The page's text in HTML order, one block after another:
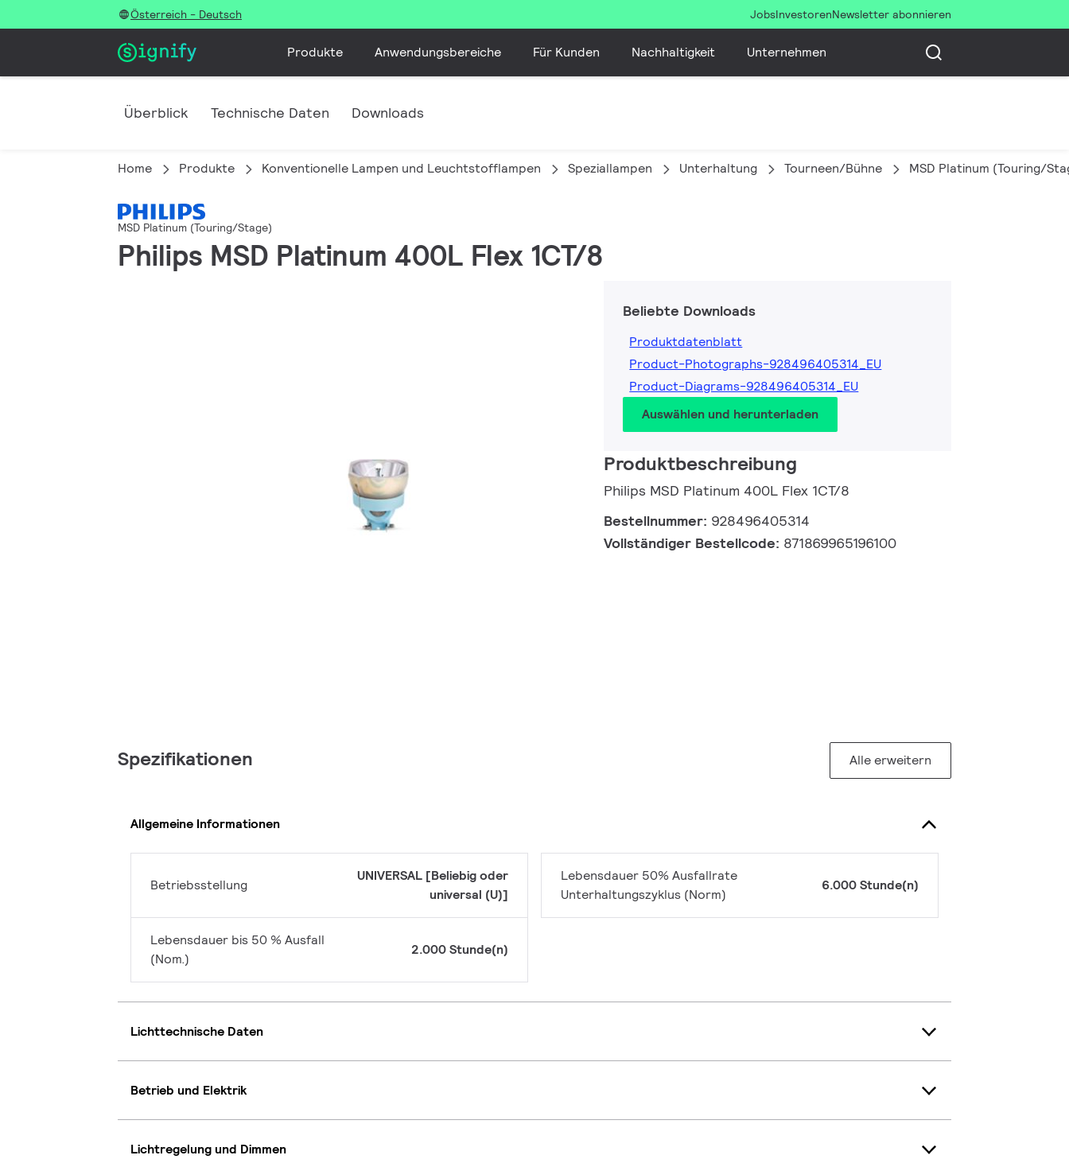
Österreich - Deutsch JobsInvestorenNewsletter abonnieren
Produkte Anwendungsbereiche Für Kunden Nachhaltigkeit Unternehmen
Überblick Technische Daten Downloads
Home Produkte Konventionelle Lampen und Leuchtstofflampen Speziallampen Unterhaltung Tourneen/Bühne MSD Platinum (Touring/
MSD Platinum (Touring/Stage)
Philips MSD Platinum 400L Flex 1CT/8
Beliebte Downloads
Produktdatenblatt
Product-Photographs-928496405314_EU
Product-Diagrams-928496405314_EU
Auswählen und herunterladen
Produktbeschreibung
Philips MSD Platinum 400L Flex 1CT/8
Bestellnummer: 928496405314
Vollständiger Bestellcode: 871869965196100
Spezifikationen Alle erweitern
Allgemeine Informationen
Betriebsstellung
UNIVERSAL [Beliebig oder
universal (U)]
Lebensdauer bis 50 % Ausfall
(Nom.)
2.000 Stunde(n)
Lebensdauer 50% Ausfallrate
Unterhaltungszyklus (Norm)
6.000 Stunde(n)
Lichttechnische Daten
Betrieb und Elektrik
Lichtregelung und Dimmen